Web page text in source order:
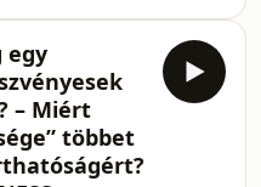
és a
felnőttkorban
egy
– Miért
többet